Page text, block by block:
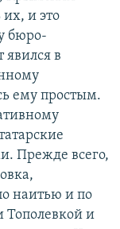
их, и это
бюро-
явился в
ему простым.
Прежде всего,
наитью и по
Тополевкой и